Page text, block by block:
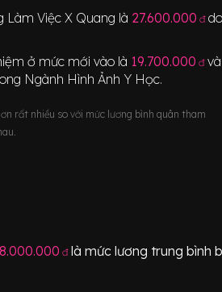
Làm Việc X Quang là 27.600.000 đdo
ở mức mới vào là 19.700.000 đ và
Ngành Hình Ảnh Y Học.
rất nhiều so với mức lương bình quân tham
đlà mức lương trung bình